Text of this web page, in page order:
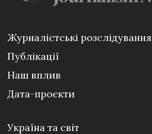
Журналістські розслідування
Публікації
Наш вплив
Дата-проєкти
Україна та світ